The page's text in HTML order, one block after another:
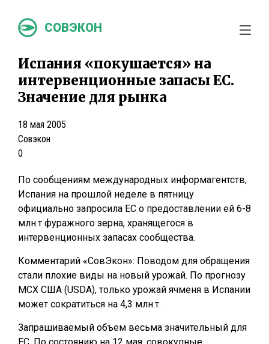
СОВЭКОН
Испания «покушается» на
интервенционные запасы ЕС.
Значение для рынка
18 мая 2005
Совэкон
0
По сообщениям международных информагентств,
Испания на прошлой неделе в пятницу
официально запросила ЕС о предоставлении ей 6-8
млн.т фуражного зерна, хранящегося в
интервенционных запасах сообщества.
Комментарий «СовЭкон»: Поводом для обращения
стали плохие виды на новый урожай. По прогнозу
МСХ США (USDA), только урожай ячменя в Испании
может сократиться на 4,3 млн.т.
Запрашиваемый объем весьма значительный для